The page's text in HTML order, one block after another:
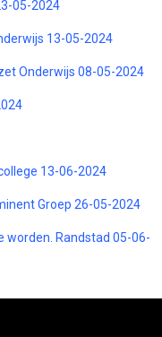
05-2024
13-05-2024
Onderwijs 08-05-2024
13-06-2024
Groep 26-05-2024
Randstad 05-06-